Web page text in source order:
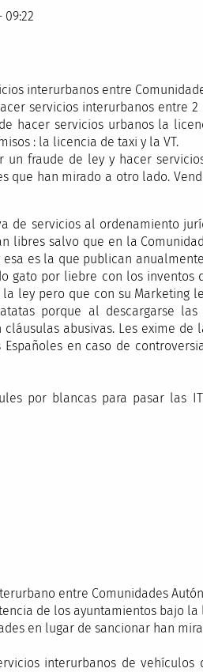
09:22
interurbanos entre
servicios interurbanos entre
hacer servicios urbanos la
: la licencia de taxi y la VT.
fraude de ley y hacer
que han mirado a otro lado.
de servicios al ordenamiento
libres salvo que en la
es la que publican anualmente
gato por liebre con los inventos
ley pero que con su Marketing
porque al descargarse las
abusivas. Les exime de
en caso de
por blancas para pasar las
entre Comunidades
de los ayuntamientos bajo la
en lugar de sancionar han
interurbanos de vehículos